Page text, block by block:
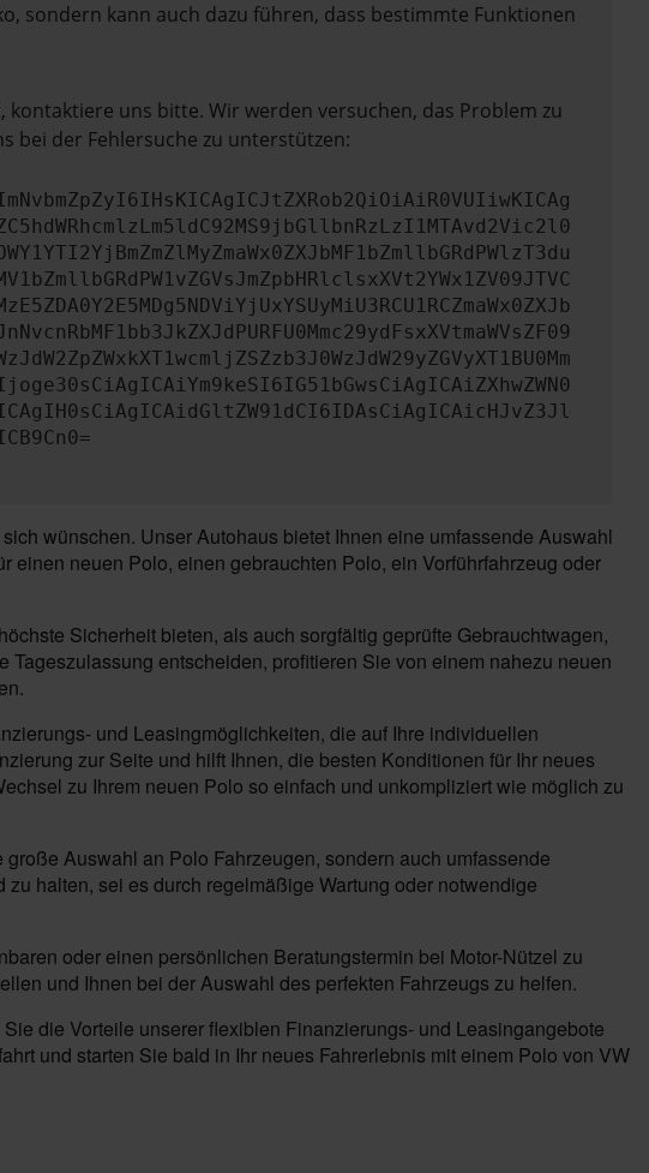
sondern kann auch dazu führen, dass bestimmte Funktionen
uns bitte. Wir werden versuchen, das Problem zu
bei der Fehlersuche zu unterstützen:
wünschen. Unser Autohaus bietet Ihnen eine umfassende Auswahl
neuen Polo, einen gebrauchten Polo, ein Vorführfahrzeug oder
Sicherheit bieten, als auch sorgfältig geprüfte Gebrauchtwagen,
entscheiden, profitieren Sie von einem nahezu neuen
und Leasingmöglichkeiten, die auf Ihre individuellen
zur Seite und hilft Ihnen, die besten Konditionen für Ihr neues
zu Ihrem neuen Polo so einfach und unkompliziert wie möglich zu
Auswahl an Polo Fahrzeugen, sondern auch umfassende
halten, sei es durch regelmäßige Wartung oder notwendige
oder einen persönlichen Beratungstermin bei Motor-Nützel zu
und Ihnen bei der Auswahl des perfekten Fahrzeugs zu helfen.
die Vorteile unserer flexiblen Finanzierungs- und Leasingangebote
und starten Sie bald in Ihr neues Fahrerlebnis mit einem Polo von VW